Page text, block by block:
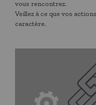
vous rencontrez.
Veillez à ce que vos
caractère.​